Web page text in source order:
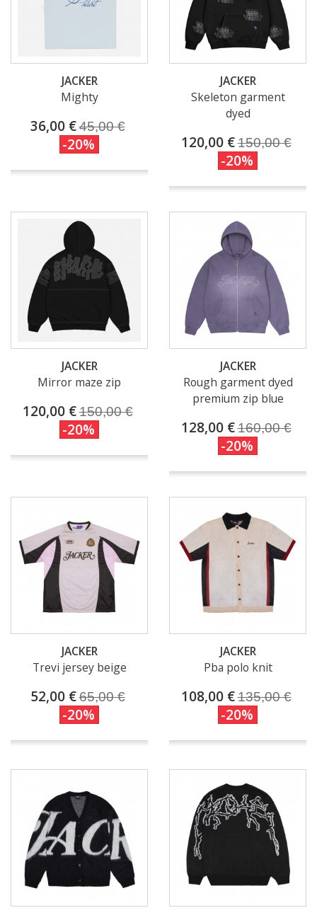
JACKER
Mighty
36,00 €45,00 €
-20%
JACKER
Skeleton garment
dyed
120,00 €150,00 €
-20%
JACKER
Mirror maze zip
120,00 €150,00 €
-20%
JACKER
Rough garment dyed
premium zip blue
128,00 €160,00 €
-20%
JACKER
Trevi jersey beige
52,00 €65,00 €
-20%
JACKER
Pba polo knit
108,00 €135,00 €
-20%